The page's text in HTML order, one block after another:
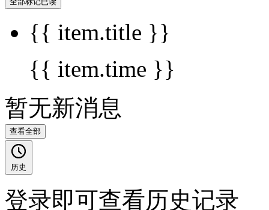
{{ item.title }}
{{ item.time }}
暂无新消息
查看全部
历史
登录即可查看历史记录